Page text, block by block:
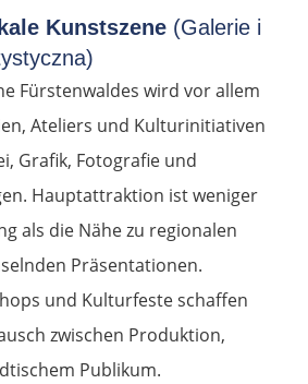
Kunstszene (Galerie i
Fürstenwaldes wird vor allem
Ateliers und Kulturinitiativen
Grafik, Fotografie und
Hauptattraktion ist weniger
als die Nähe zu regionalen
Präsentationen.
und Kulturfeste schaffen
zwischen Produktion,
Publikum.